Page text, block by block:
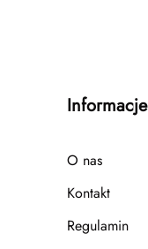
Informacje
O nas
Kontakt
Regulamin